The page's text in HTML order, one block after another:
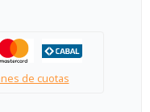
de cuotas